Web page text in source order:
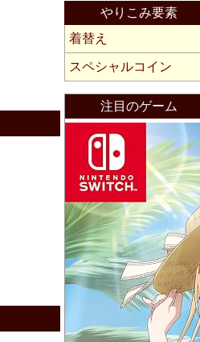
やりこみ要素
着替え
スペシャルコイン
注目のゲーム